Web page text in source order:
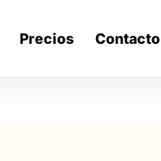
Precios Contacto